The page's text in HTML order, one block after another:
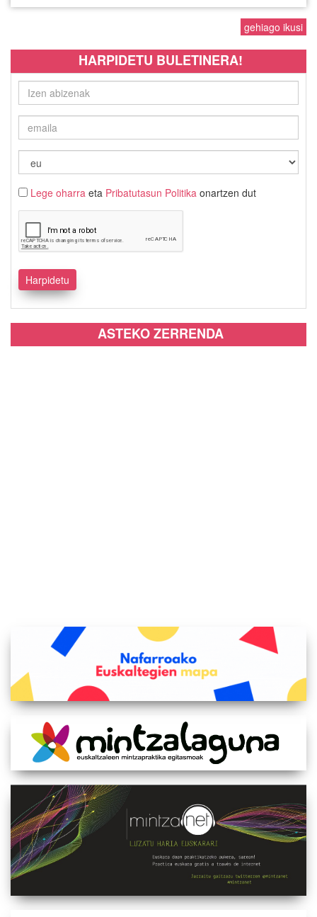
gehiago ikusi
HARPIDETU BULETINERA!
Lege oharra eta Pribatutasun Politika onartzen dut
ASTEKO ZERRENDA